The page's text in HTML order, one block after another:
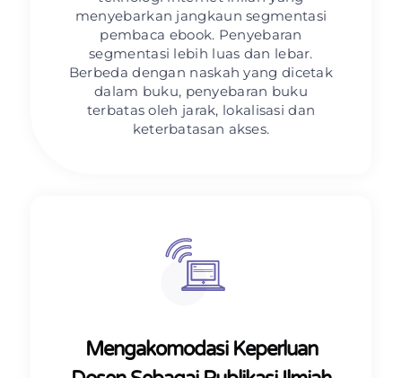
menyebarkan jangkaun segmentasi
pembaca ebook. Penyebaran
segmentasi lebih luas dan lebar.
Berbeda dengan naskah yang dicetak
dalam buku, penyebaran buku
terbatas oleh jarak, lokalisasi dan
keterbatasan akses.
Mengakomodasi Keperluan